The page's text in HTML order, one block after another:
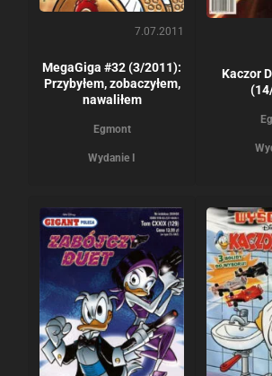
7.07.2011
MegaGiga #32 (3/2011):
Przybyłem, zobaczyłem,
nawaliłem
Egmont
Wydanie I
Kaczor